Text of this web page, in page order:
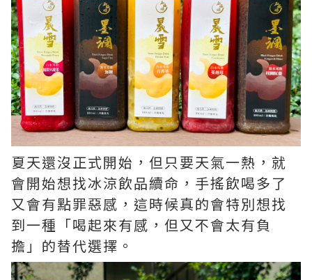
夏天還沒正式開始，但只要天氣一熱，就
會開始想找冰涼飲品續命，手搖飲喝多了
又會有點罪惡感，這時候真的會特別想找
到一種「喝起來有感，但又不會太有負
擔」的替代選擇。